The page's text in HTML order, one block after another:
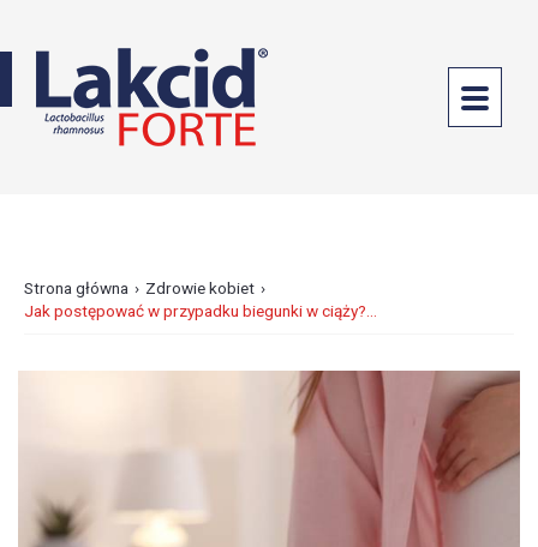
JELITA
Strona główna › Zdrowie kobiet ›
Jak postępować w przypadku biegunki w ciąży?...